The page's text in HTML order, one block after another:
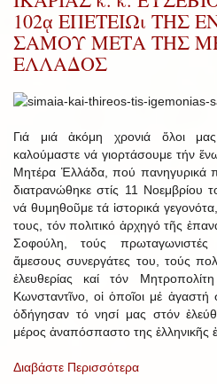
102ᾳ ΕΠΕΤΕΙΩι ΤΗΣ
ΣΑΜΟΥ ΜΕΤΑ ΤΗΣ
ΕΛΛΑΔΟΣ
Γιά μιά ἀκόμη χρονιά ὅλοι
καλούμαστε νά γιορτάσουμε τήν
Μητέρα Ἑλλάδα, πού πανηγυρικά
διατρανώθηκε στίς 11 Νοεμβρίου
νά θυμηθοῦμε τά ἱστορικά
τους, τόν πολιτικό ἀρχηγό τῆς
Σοφούλη, τούς πρωταγωνιστές
ἄμεσους συνεργάτες του, τούς
ἐλευθερίας καί τόν
Κωνσταντῖνο, οἱ ὁποῖοι μέ ἀγαστή
ὁδήγησαν τό νησί μας στόν
μέρος ἀναπόσπαστο της ἑλληνικῆς
Διαβάστε Περισσότερα